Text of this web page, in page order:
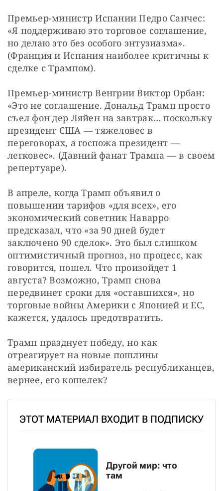
Премьер-министр Испании Педро Санчес:
«Я поддерживаю это торговое соглашение,
но делаю это без особого энтузиазма».
(Франция и Испания наиболее критичны к
сделке с Трампом).
Премьер-министр Венгрии Виктор Орбан:
«Это не соглашение. Дональд Трамп просто
съел фон дер Ляйен на завтрак… поскольку
президент США — тяжеловес в
переговорах, а госпожа президент —
легковес». (Давний фанат Трампа — в своем
репертуаре).
В апреле, когда Трамп объявил о
повышении тарифов «для всех», его
экономический советник Наварро
предсказал, что «за 90 дней будет
заключено 90 сделок». Это был слишком
оптимистичный прогноз, но процесс, как
говорится, пошел. Что произойдет 1
августа? Возможно, Трамп снова
передвинет сроки для «оставшихся», но
торговые войны Америки с Японией и ЕС,
кажется, удалось предотвратить.
Трамп празднует победу, но как
отреагирует на новые пошлины
американский избиратель республиканцев,
вернее, его кошелек?
ЭТОТ МАТЕРИАЛ ВХОДИТ В ПОДПИСКУ
Другой мир: что
там